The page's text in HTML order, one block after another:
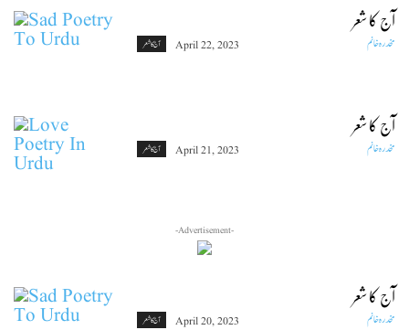
آج کا شعر
آج کا شعر مخدرہ خانم April 22, 2023
آج کا شعر
آج کا شعر مخدرہ خانم April 21, 2023
-Advertisement-
آج کا شعر
آج کا شعر مخدرہ خانم April 20, 2023